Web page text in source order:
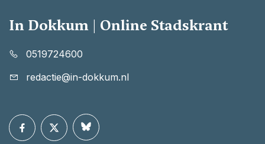
In Dokkum | Online Stadskrant
0519724600
redactie@in-dokkum.nl